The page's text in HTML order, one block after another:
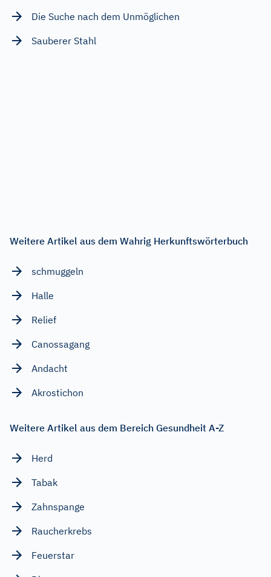
Die Suche nach dem Unmöglichen
Sauberer Stahl
Weitere Artikel aus dem Wahrig Herkunftswörterbuch
schmuggeln
Halle
Relief
Canossagang
Andacht
Akrostichon
Weitere Artikel aus dem Bereich Gesundheit A-Z
Herd
Tabak
Zahnspange
Raucherkrebs
Feuerstar